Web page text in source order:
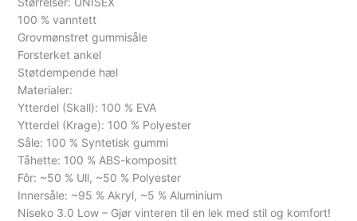
100 % vanntett
Grovmønstret gummisåle
Forsterket ankel
Støtdempende hæl
Materialer:
Ytterdel (Skall): 100 % EVA
Ytterdel (Krage): 100 % Polyester
Såle: 100 % Syntetisk gummi
Tåhette: 100 % ABS-kompositt
Fôr: ~50 % Ull, ~50 % Polyester
Innersåle: ~95 % Akryl, ~5 % Aluminium
Niseko 3.0 Low – Gjør vinteren til en lek med stil og komfort!